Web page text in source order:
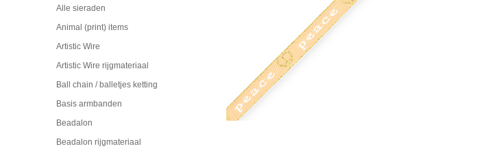
Alle sieraden
Animal (print) items
Artistic Wire
Artistic Wire rijgmateriaal
Ball chain / balletjes ketting
Basis armbanden
Beadalon
Beadalon rijgmateriaal